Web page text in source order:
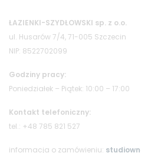
ŁAZIENKI-SZYDŁOWSKI sp. z o.o.
ul. Husarów 7/4, 71-005 Szczecin
NIP: 8522702099
Godziny pracy:
Poniedziałek – Piątek: 10:00 – 17:00
Kontakt telefoniczny:
tel.: +48 785 821 527
informacja o zamówieniu: